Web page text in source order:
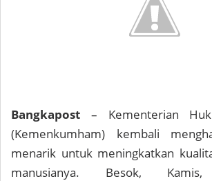
Bangkapost – Kementerian
(Kemenkumham) kembali
menarik untuk meningkatkan
manusianya. Besok, Kamis,